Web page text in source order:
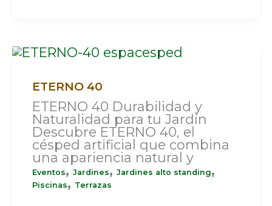
ETERNO 40
ETERNO 40 Durabilidad y
Naturalidad para tu Jardín
Descubre ETERNO 40, el
césped artificial que combina
una apariencia natural y
Eventos, Jardines, Jardines alto standing,
Piscinas, Terrazas
ETERNO